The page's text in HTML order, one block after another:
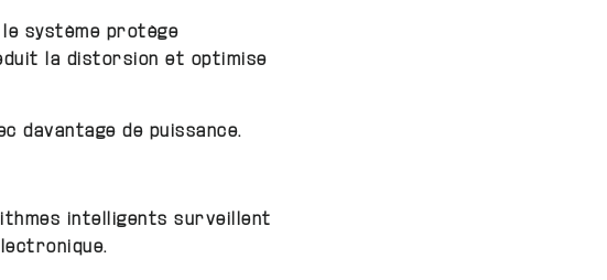
le système protège
la distorsion et optimise
davantage de puissance.
intelligents surveillent